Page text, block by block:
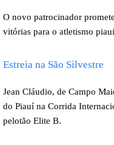
O novo patrocinador
vitórias para o atletismo
Estreia na São Silvestre
Jean Cláudio, de Campo
do Piauí na Corrida
pelotão Elite B.